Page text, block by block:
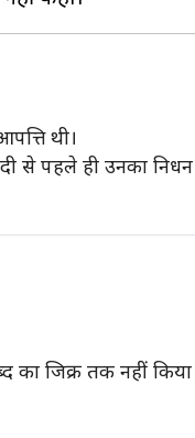
थी।
से पहले ही उनका
का जिक्र तक नहीं